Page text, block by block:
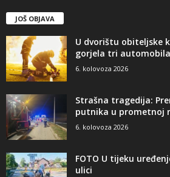
JOŠ OBJAVA
U dvorištu obiteljske
gorjela tri automobila
6. kolovoza 2026
Strašna tragedija:
putnika u prometnoj
6. kolovoza 2026
FOTO U tijeku
ulici